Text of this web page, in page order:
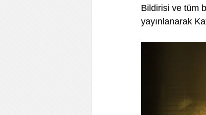
Bildirisi ve tüm
yayınlanarak